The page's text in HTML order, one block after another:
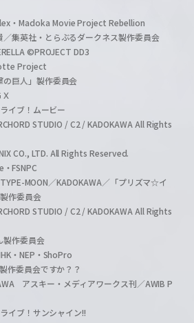
・Madoka Movie Project Rebellion
集英社・とらぶるダークネス製作委員会
©PROJECT DD3
Project
巨人」製作委員会
イブ！ムービー
STUDIO / C2 / KADOKAWA All Rights
CO., LTD. All Rights Reserved.
FSNPC
MOON／KADOKAWA／「プリズマ☆イ
作委員会
STUDIO / C2 / KADOKAWA All Rights
作委員会
・NEP・ShoPro
作委員会ですか？？
アスキー・メディアワークス刊／AWIB P
イブ！サンシャイン!!